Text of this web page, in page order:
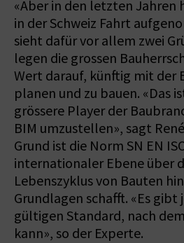
«Aber in den letzten Jahren
in der Schweiz Fahrt
sieht dafür vor allem zwei
legen die grossen
Wert darauf, künftig mit der
planen und zu bauen. «Das
grössere Player der
BIM umzustellen», sagt
Grund ist die Norm SN EN
internationaler Ebene über
Lebenszyklus von Bauten
Grundlagen schafft. «Es
gültigen Standard, nach
kann», so der Experte.